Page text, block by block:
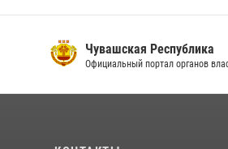
Чувашская Республика
Официальный портал органов